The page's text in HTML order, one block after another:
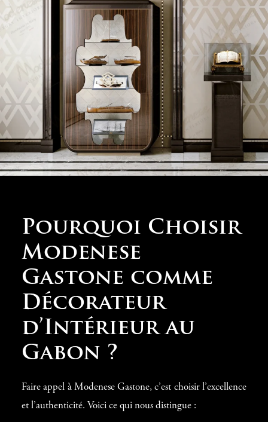
Fabrication Artisanale: Nos meubles et décorations
sont fabriqués à la main par des artisans italiens,
garantissant une qualité exceptionnelle et des finitions
Installation et Finition: Notre équipe supervise
l’installation de chaque élément, des luminaires aux
rideaux, pour assurer une harmonie parfaite dans
votre intérieur.
Cette approche globale nous permet de livrer des projets
clés en main, où chaque détail reflète votre vision.
Pourquoi Choisir
Modenese
Gastone comme
Décorateur
d’Intérieur au
Gabon ?
Faire appel à Modenese Gastone, c’est choisir l’excellence
et l’authenticité. Voici ce qui nous distingue :